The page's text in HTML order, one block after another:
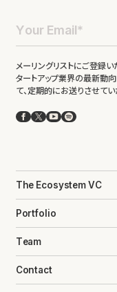
メーリングリストにご登録
タートアップ業界の最新動
て、定期的にお送りさせてい
Facebook
X YouTube
Spotify
The Ecosystem VC
Portfolio
Team
Contact